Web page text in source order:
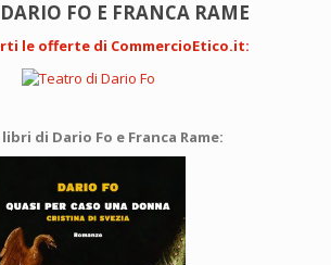
FO E FRANCA RAME
le offerte di CommercioEtico.it:
di Dario Fo e Franca Rame: